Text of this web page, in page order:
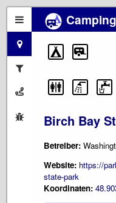
Birch Bay
Betreiber:
Website: https://
state-park
Koordinaten: